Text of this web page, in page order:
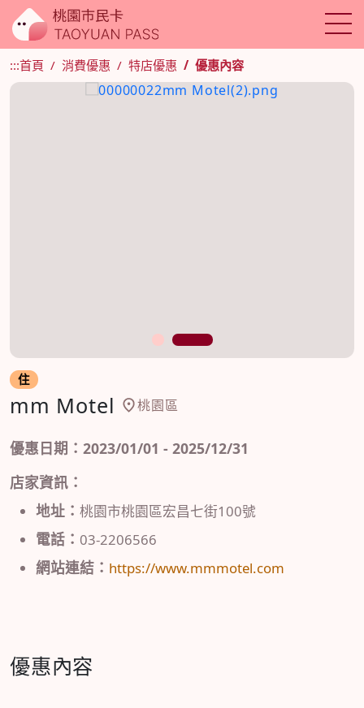
:::首頁 消費優惠 特店優惠 優惠內容
1 2
住
mm Motel 桃園區
優惠日期：2023/01/01 - 2025/12/31
店家資訊：
地址： 桃園市桃園區宏昌七街100號
電話： 03-2206566
網站連結： https://www.mmmotel.com
優惠內容